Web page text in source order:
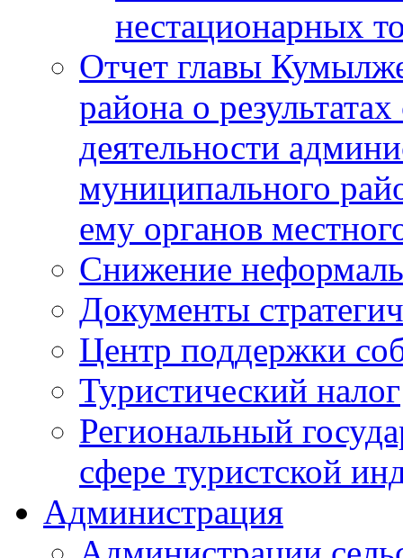
нестационарных
Отчет главы
района о
деятельности
муниципального
ему органов
Снижение
Документы
Центр поддержки
Туристический налог
Региональный
сфере туристской
Администрация